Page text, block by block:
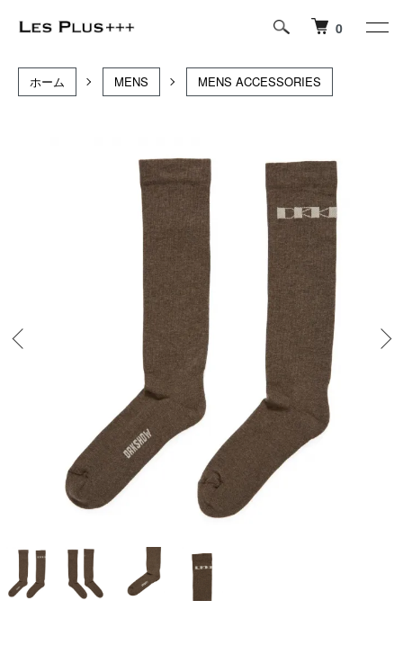
0
ホーム MENS MENS ACCESSORIES